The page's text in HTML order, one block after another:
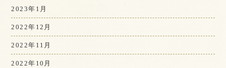
2023年1月
2022年12月
2022年11月
2022年10月